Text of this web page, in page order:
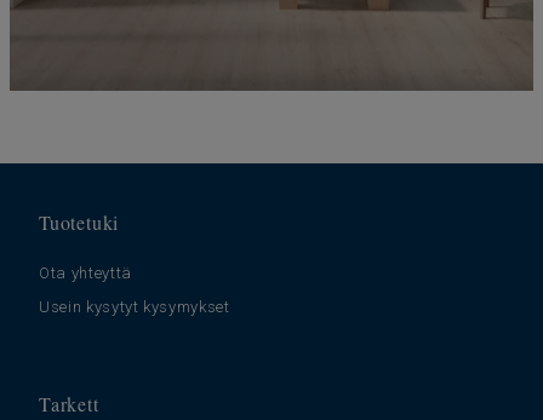
Tuotetuki
Ota yhteyttä
Usein kysytyt kysymykset
Tarkett